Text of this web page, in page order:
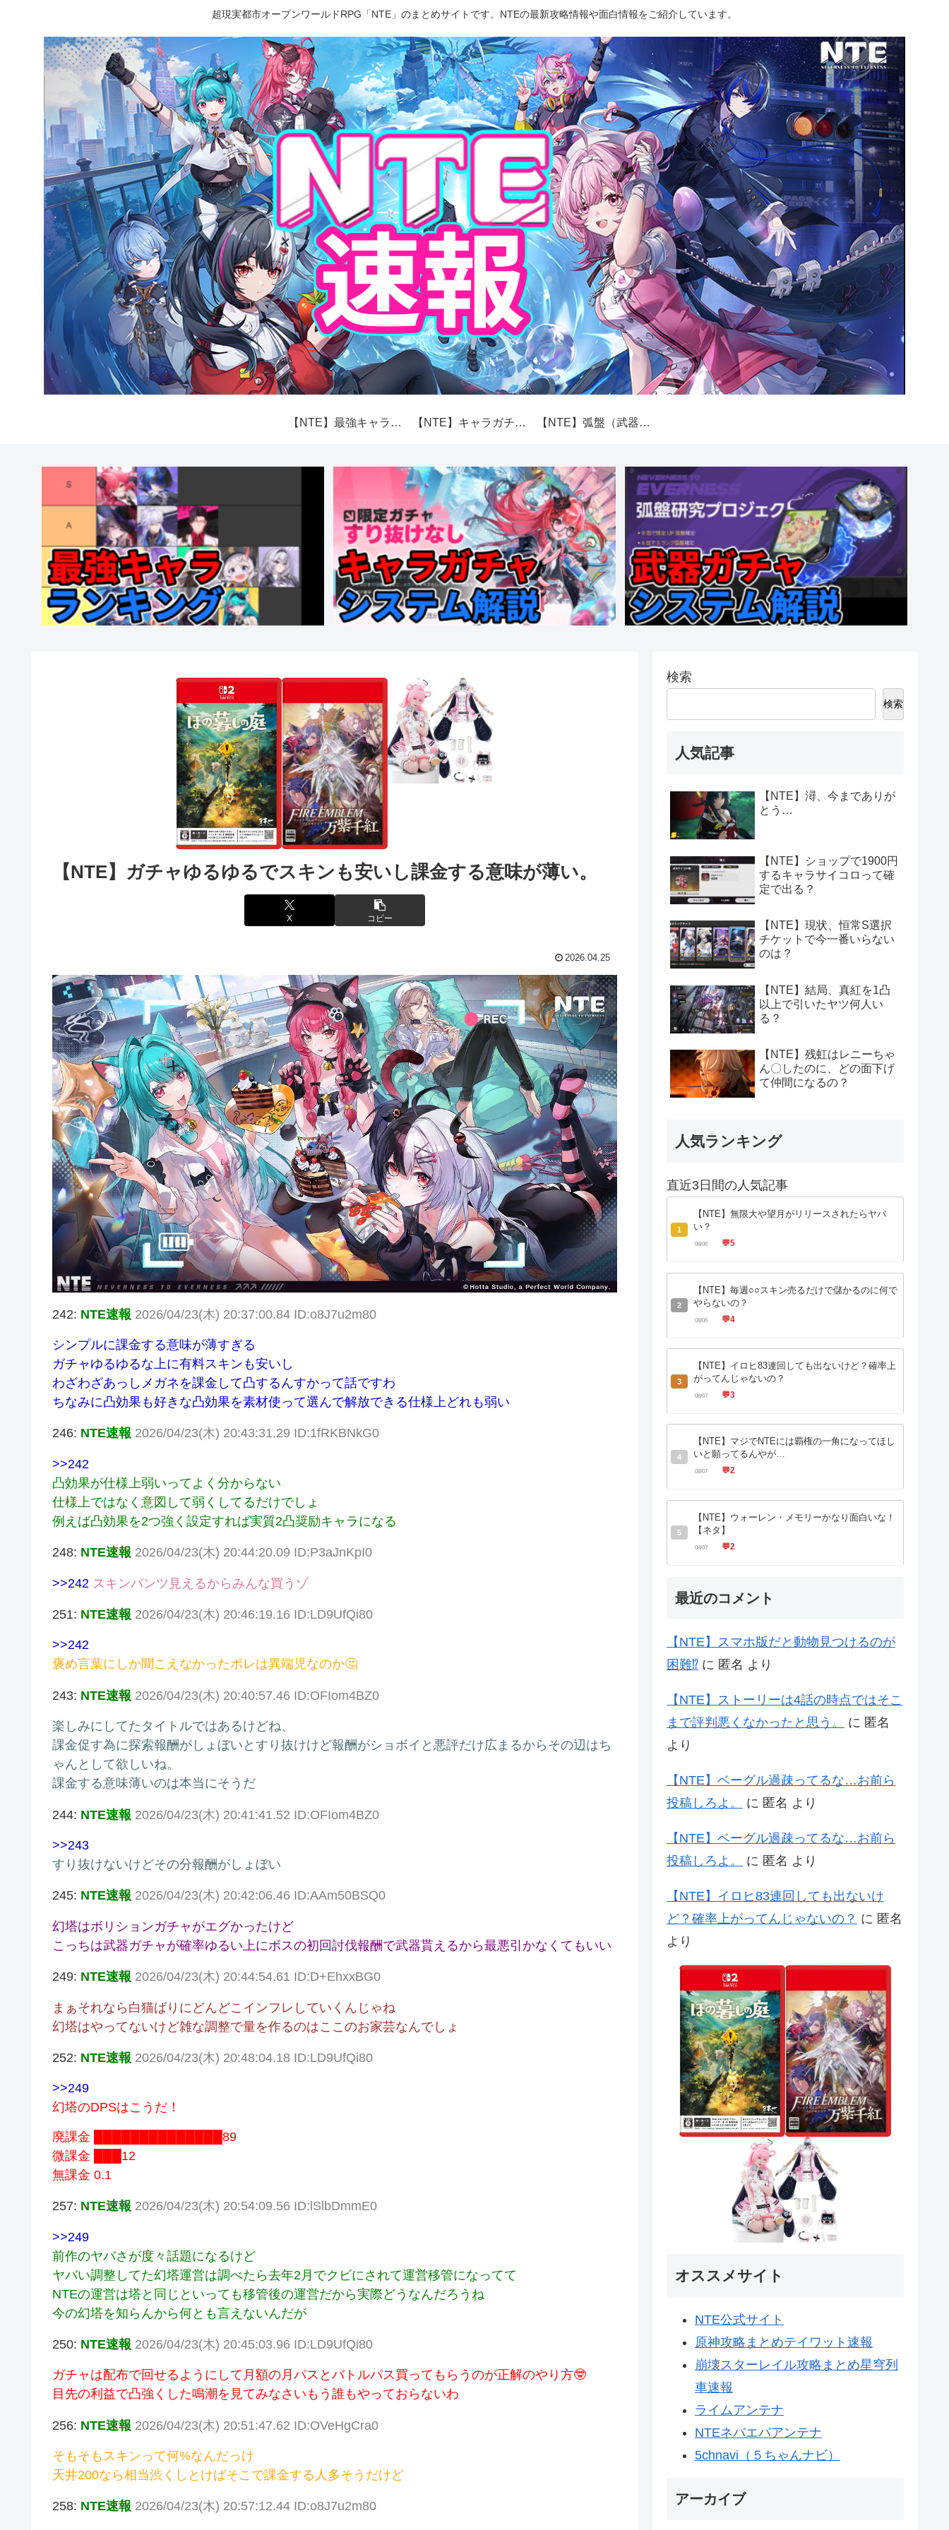
超現実都市オープンワールドRPG「NTE」のまとめサイトです。NTEの最新攻略情報や面白情報をご紹介しています。
【NTE】最強キャラランキング【性能】 【NTE】キャラガチャ（スカボロー市場）システム解説 【NTE】弧盤（武器）ガチャシステム解説
【NTE】ガチャゆるゆるでスキンも安いし課金する意味が薄い。
X コピー
2026.04.25
242: NTE速報 2026/04/23(木) 20:37:00.84 ID:o8J7u2m80
シンプルに課金する意味が薄すぎる
ガチャゆるゆるな上に有料スキンも安いし
わざわざあっしメガネを課金して凸するんすかって話ですわ
ちなみに凸効果も好きな凸効果を素材使って選んで解放できる仕様上どれも弱い
246: NTE速報 2026/04/23(木) 20:43:31.29 ID:1fRKBNkG0
>>242
凸効果が仕様上弱いってよく分からない
仕様上ではなく意図して弱くしてるだけでしょ
例えば凸効果を2つ強く設定すれば実質2凸奨励キャラになる
248: NTE速報 2026/04/23(木) 20:44:20.09 ID:P3aJnKpI0
>>242 スキンパンツ見えるからみんな買うゾ
251: NTE速報 2026/04/23(木) 20:46:19.16 ID:LD9UfQi80
>>242
褒め言葉にしか聞こえなかったポレは異端児なのか🤔
243: NTE速報 2026/04/23(木) 20:40:57.46 ID:OFIom4BZ0
楽しみにしてたタイトルではあるけどね、
課金促す為に探索報酬がしょぼいとすり抜けけど報酬がショボイと悪評だけ広まるからその辺はち
ゃんとして欲しいね。
課金する意味薄いのは本当にそうだ
244: NTE速報 2026/04/23(木) 20:41:41.52 ID:OFIom4BZ0
>>243
すり抜けないけどその分報酬がしょぼい
245: NTE速報 2026/04/23(木) 20:42:06.46 ID:AAm50BSQ0
幻塔はボリションガチャがエグかったけど
こっちは武器ガチャが確率ゆるい上にボスの初回討伐報酬で武器貰えるから最悪引かなくてもいい
249: NTE速報 2026/04/23(木) 20:44:54.61 ID:D+EhxxBG0
まぁそれなら白猫ばりにどんどこインフレしていくんじゃね
幻塔はやってないけど雑な調整で量を作るのはここのお家芸なんでしょ
252: NTE速報 2026/04/23(木) 20:48:04.18 ID:LD9UfQi80
>>249
幻塔のDPSはこうだ！
廃課金 ██████████████89
微課金 ███12
無課金 0.1
257: NTE速報 2026/04/23(木) 20:54:09.56 ID:lSlbDmmE0
>>249
前作のヤバさが度々話題になるけど
ヤバい調整してた幻塔運営は調べたら去年2月でクビにされて運営移管になってて
NTEの運営は塔と同じといっても移管後の運営だから実際どうなんだろうね
今の幻塔を知らんから何とも言えないんだが
250: NTE速報 2026/04/23(木) 20:45:03.96 ID:LD9UfQi80
ガチャは配布で回せるようにして月額の月パスとバトルパス買ってもらうのが正解のやり方🤓
目先の利益で凸強くした鳴潮を見てみなさいもう誰もやっておらないわ
256: NTE速報 2026/04/23(木) 20:51:47.62 ID:OVeHgCra0
そもそもスキンって何%なんだっけ
天井200なら相当渋くしとけばそこで課金する人多そうだけど
258: NTE速報 2026/04/23(木) 20:57:12.44 ID:o8J7u2m80
検索
検索
人気記事
【NTE】潯、今までありが
とう…
【NTE】ショップで1900円
するキャラサイコロって確
定で出る？
【NTE】現状、恒常S選択
チケットで今一番いらない
のは？
【NTE】結局、真紅を1凸
以上で引いたヤツ何人い
る？
【NTE】残虹はレニーちゃ
ん〇したのに、どの面下げ
て仲間になるの？
人気ランキング
直近3日間の人気記事
1
【NTE】無限大や望月がリリースされたらヤバ
い？
08/06 💬5
2
【NTE】毎週○○スキン売るだけで儲かるのに何で
やらないの？
08/06 💬4
3
【NTE】イロヒ83連回しても出ないけど？確率上
がってんじゃないの？
08/07 💬3
4
【NTE】マジでNTEには覇権の一角になってほし
いと願ってるんやが…
08/07 💬2
5
【NTE】ウォーレン・メモリーかなり面白いな！
【ネタ】
08/07 💬2
最近のコメント
【NTE】スマホ版だと動物見つけるのが
困難⁉ に 匿名 より
【NTE】ストーリーは4話の時点ではそこ
まで評判悪くなかったと思う。
に 匿名
より
【NTE】ベーグル過疎ってるな…お前ら
投稿しろよ。
に 匿名 より
【NTE】ベーグル過疎ってるな…お前ら
投稿しろよ。
に 匿名 より
【NTE】イロヒ83連回しても出ないけ
ど？確率上がってんじゃないの？ に 匿名
より
オススメサイト
NTE公式サイト
原神攻略まとめテイワット速報
崩壊スターレイル攻略まとめ星穹列
車速報
ライムアンテナ
NTEネバエバアンテナ
5chnavi（５ちゃんナビ）
アーカイブ